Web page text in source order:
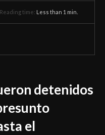
Reading time: Less than 1 min.
detenidos
el